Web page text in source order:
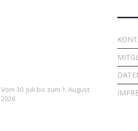
Vom 30. Juli bis zum 1. August
2026